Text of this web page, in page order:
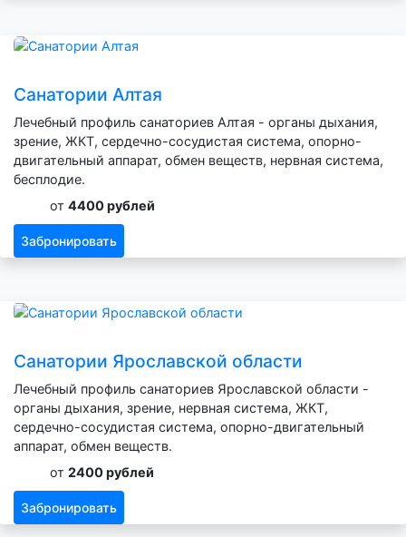
Санатории Алтая
Лечебный профиль санаториев Алтая - органы дыхания,
зрение, ЖКТ, сердечно-сосудистая система, опорно-
двигательный аппарат, обмен веществ, нервная система,
бесплодие.
от 4400 рублей
Забронировать
Санатории Ярославской области
Лечебный профиль санаториев Ярославской области -
органы дыхания, зрение, нервная система, ЖКТ,
сердечно-сосудистая система, опорно-двигательный
аппарат, обмен веществ.
от 2400 рублей
Забронировать